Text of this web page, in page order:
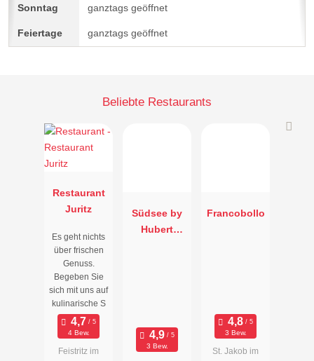
ganztags geöffnet
ganztags geöffnet
Beliebte Restaurants
Restaurant
Juritz
Es geht nichts
über frischen
Genuss.
Begeben Sie
sich mit uns auf
kulinarische S
4 Bew.
Feistritz im
Südsee by
Hubert
3 Bew.
Francobollo
3 Bew.
St. Jakob im